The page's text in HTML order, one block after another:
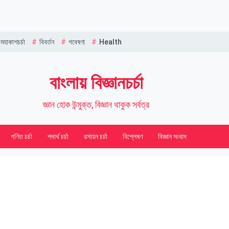
মহাকাশচর্চা বিবর্তন গবেষণা Health
বাংলায় বিজ্ঞানচর্চা
জ্ঞান হোক উন্মুক্ত, বিজ্ঞান থাকুক সর্বত্র
গণিত চর্চা পদার্থ চর্চা রসায়ন চর্চা বিশ্লেষণ বিজ্ঞান সংবাদ